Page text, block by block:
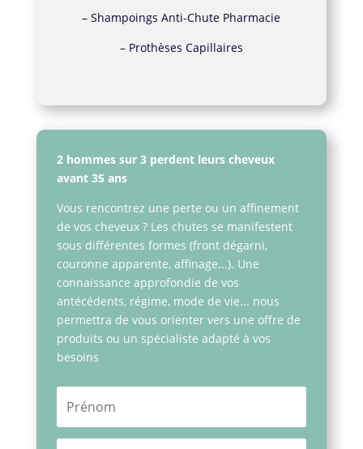
–Shampoings Anti-Chute Pharmacie
– Prothèses Capillaires
2 hommes sur 3 perdent leurs cheveux
avant 35 ans
Vous rencontrez une perte ou un affinement
de vos cheveux ? Les chutes se manifestent
sous différentes formes (front dégarni,
couronne apparente, affinage...). Une
connaissance approfondie de vos
antécédents, régime, mode de vie... nous
permettra de vous orienter vers une offre de
produits ou un spécialiste adapté à vos
besoins